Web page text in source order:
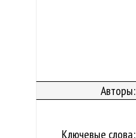
Авторы:
Ключевые слова: